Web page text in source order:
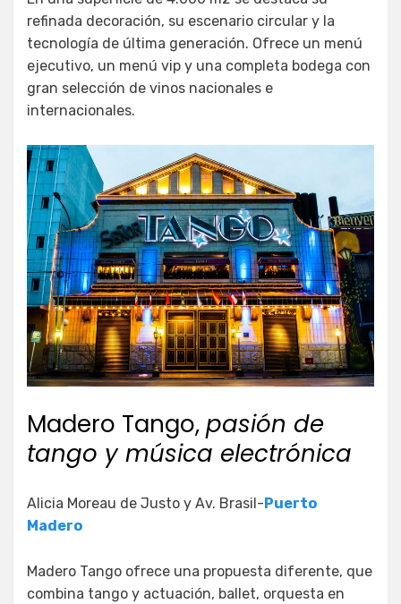
refinada decoración, su escenario circular y la
tecnología de última generación. Ofrece un menú
ejecutivo, un menú vip y una completa bodega con
gran selección de vinos nacionales e
internacionales.
Madero Tango,pasión de
tango y música electrónica
Alicia Moreau de Justo y Av. Brasil- Puerto
Madero
Madero Tango ofrece una propuesta diferente, que
combina tango y actuación, ballet, orquesta en